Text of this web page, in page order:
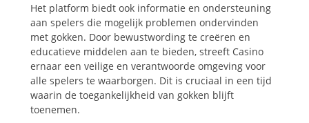
Het platform biedt ook informatie en ondersteuning
aan spelers die mogelijk problemen ondervinden
met gokken. Door bewustwording te creëren en
educatieve middelen aan te bieden, streeft Casino
ernaar een veilige en verantwoorde omgeving voor
alle spelers te waarborgen. Dit is cruciaal in een tijd
waarin de toegankelijkheid van gokken blijft
toenemen.